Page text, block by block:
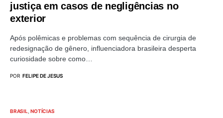
justiça em casos de negligências no
exterior
Após polêmicas e problemas com sequência de cirurgia de
redesignação de gênero, influenciadora brasileira desperta
curiosidade sobre como…
POR FELIPE DE JESUS
BRASIL NOTÍCIAS